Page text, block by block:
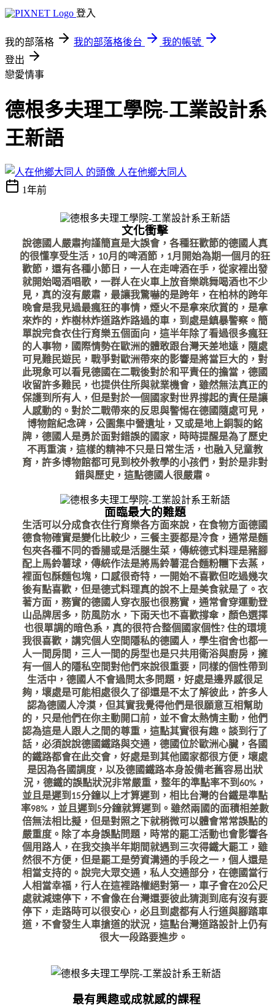
登入
我的部落格 我的部落格後台
我的帳號
登出
戀愛情事
德根多夫理工學院-工業設計系
王新語
人在他鄉大同人
1年前
文化衝擊
說德國人嚴肅拘謹簡直是大誤會，各種狂歡節的德國人真
的很懂享受生活，10月的啤酒節，1月開始為期一個月的狂
歡節，還有各種小節日，一人在走啤酒在手，從家裡出發
就開始喝酒唱歌，一群人在火車上放音樂跳舞喝酒也不少
見，真的沒有嚴肅，最讓我驚嚇的是跨年，在柏林的跨年
晚會是我見過最瘋狂的事情，煙火不是拿來欣賞的，是拿
來炸的，炸樹林炸道路炸路過的車，到處是鎮暴警察。簡
單說完食衣住行育樂五個面向，這半年除了看過很多瘋狂
的人事物，國際情勢在歐洲的體敢跟台灣天差地遠，隨處
可見難民遊民，戰爭對歐洲帶來的影響是將當巨大的，對
此現象可以看見德國在二戰後對於和平責任的擔當，德國
收留許多難民，也提供住所與就業機會，雖然無法真正的
保護到所有人，但是對於一個國家對世界撐起的責任是讓
人感動的。對於二戰帶來的反思與警惕在德國隨處可見，
博物館紀念碑，公園集中營遺址，又或是地上銅製的銘
牌，德國人是勇於面對錯誤的國家，時時提醒是為了歷史
不再重演，這樣的精神不只是日常生活，也融入兒童教
育，許多博物館都可見到校外教學的小孩們，對於是非對
錯與歷史，這點德國人很嚴肅。
面臨最大的難題
生活可以分成食衣住行育樂各方面來說，在食物方面德國
德食物確實是變化比較少，三餐主要都是冷食，通常是麵
包夾各種不同的香腸或是活腿生菜，傳統德式料理是豬腳
配上馬鈴薯球，傳統作法是將馬鈴薯混合麵粉糰下去蒸，
裡面包酥麵包塊，口感很奇特，一開始不喜歡但吃過幾次
後有點喜歡，但是德式料理真的說不上是美食就是了。衣
著方面，務實的德國人穿衣服也很務實，通常會穿運動登
山品牌居多，防風防水，下雨天也不喜歡撐傘，顏色選擇
也很單調的暗色系，真的很符合整個國家個性? 住的環境
我很喜歡，講究個人空間隱私的德國人，學生宿舍也都一
人一間房間，三人一間的房型也是只共用衛浴與廚房，擁
有一個人的隱私空間對他們來說很重要，同樣的個性帶到
生活中，德國人不會過問太多問題，好處是邊界感很足
夠，壞處是可能相處很久了卻還是不太了解彼此，許多人
認為德國人冷漠，但其實我覺得他們是很願意互相幫助
的，只是他們在你主動開口前，並不會太熱情主動，他們
認為這是人跟人之間的尊重，這點其實很有趣。談到行了
話，必須說說德國鐵路與交通，德國位於歐洲心臟，各國
的鐵路都會在此交會，好處是到其他國家都很方便，壞處
是因為各國調度，以及德國鐵路本身設備老舊容易出狀
況，德鐵的誤點狀況非常嚴重，整年的準點率不到60%，
並且是遲到15分鐘以上才算遲到，相比台灣的台鐵是準點
率98%，並且遲到5分鐘就算遲到。雖然兩國的面積相差數
倍無法相比擬，但是對照之下就稍微可以體會常常誤點的
嚴重度。除了本身誤點問題，時常的罷工活動也會影響各
個用路人，在我交換半年期間就遇到三次得鐵大罷工，雖
然很不方便，但是罷工是勞資溝通的手段之一，個人還是
相當支持的。說完大眾交通，私人交通部分，在德國當行
人相當幸福，行人在這裡路權絕對第一，車子會在20公尺
處就減速停下，不會像在台灣還要彼此猜測到底有沒有要
停下，走路時可以很安心，必且到處都有人行道與腳踏車
道，不會發生人車搶道的狀況，這點台灣道路設計上仍有
很大一段路要進步。
最有興趣或成就感的課程